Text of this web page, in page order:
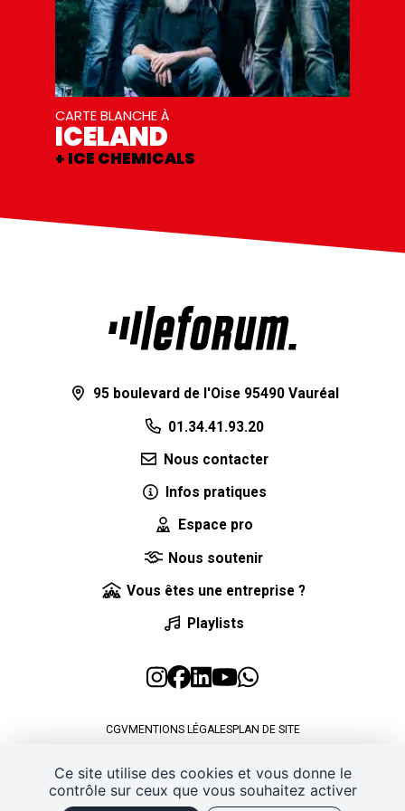
Ce site utilise des cookies et vous donne le
contrôle sur ceux que vous souhaitez activer
CARTE BLANCHE À
ICELAND
+ ICE CHEMICALS
95 boulevard de l'Oise 95490 Vauréal
01.34.41.93.20
Nous contacter
Infos pratiques
Espace pro
Nous soutenir
Vous êtes une entreprise ?
Playlists
CGVMENTIONS LÉGALESPLAN DE SITE
J'AI UN CODE PROMORETROUVER VOS COMMANDES